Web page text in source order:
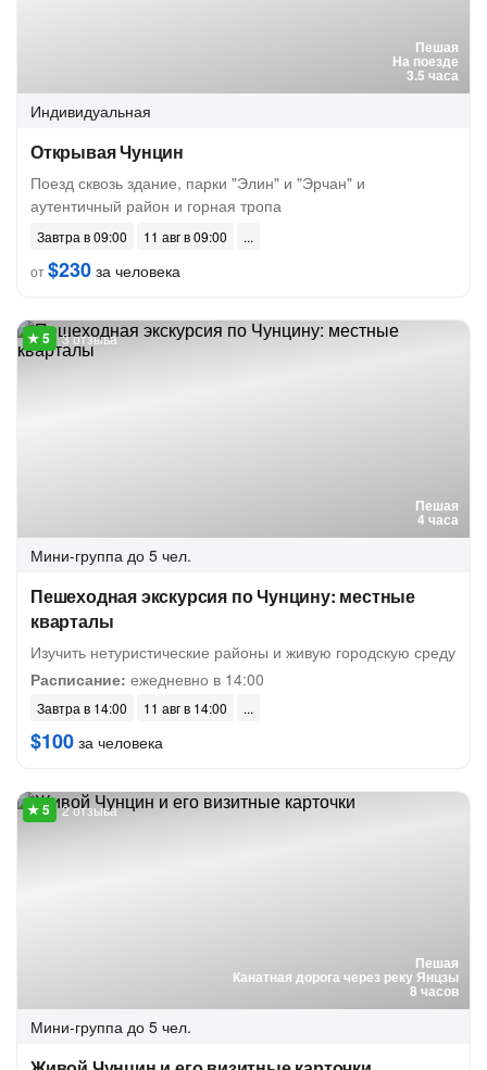
Пешая
На поезде
3.5 часа
Индивидуальная
Открывая Чунцин
Поезд сквозь здание, парки "Элин" и "Эрчан" и
аутентичный район и горная тропа
Завтра в 09:00
11 авг в 09:00
от$230 за человека
Пешая
4 часа
3 отзыва
Мини-группа до 5 чел.
Пешеходная экскурсия по Чунцину: местные
кварталы
Изучить нетуристические районы и живую городскую среду
Расписание: ежедневно в 14:00
Завтра в 14:00 11 авг в 14:00
$100 за человека
Пешая
Канатная дорога через реку Янцзы
8 часов
2 отзыва
Мини-группа до 5 чел.